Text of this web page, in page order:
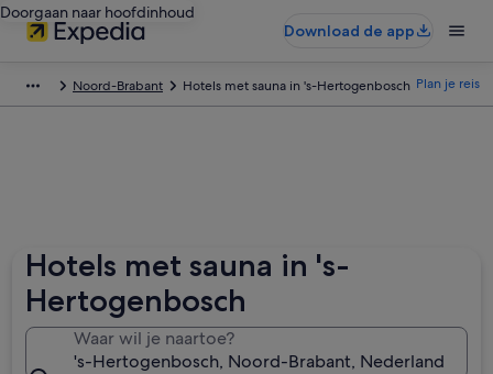
Doorgaan naar hoofdinhoud
Download de app
Noord-Brabant Hotels met sauna in 's-Hertogenbosch Plan je reis
Hotels met sauna in 's-
Hertogenbosch
Waar wil je naartoe?
's-Hertogenbosch, Noord-Brabant, Nederland